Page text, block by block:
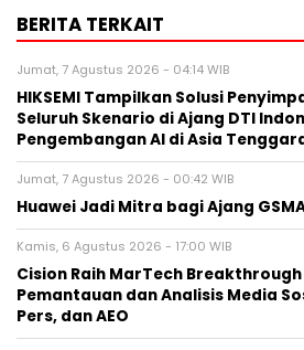
BERITA TERKAIT
Jumat, 7 Agustus 2026 - 04:14 WIB
HIKSEMI Tampilkan Solusi
Seluruh Skenario di Ajang DTI
Pengembangan AI di Asia
Jumat, 7 Agustus 2026 - 00:42 WIB
Huawei Jadi Mitra bagi Ajang
Kamis, 6 Agustus 2026 - 17:00 WIB
Cision Raih MarTech
Pemantauan dan Analisis Media
Pers, dan AEO